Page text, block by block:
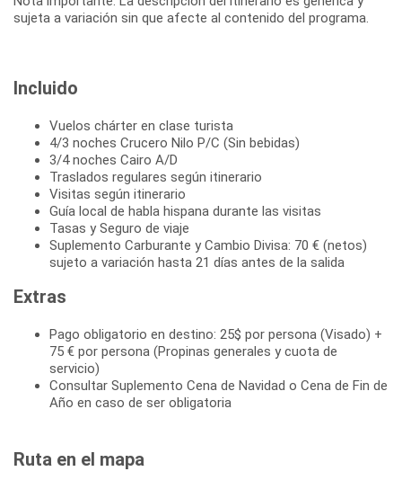
sujeta a variación sin que afecte al contenido del programa.
Incluido
Vuelos chárter en clase turista
4/3 noches Crucero Nilo P/C (Sin bebidas)
3/4 noches Cairo A/D
Traslados regulares según itinerario
Visitas según itinerario
Guía local de habla hispana durante las visitas
Tasas y Seguro de viaje
Suplemento Carburante y Cambio Divisa: 70 € (netos)
sujeto a variación hasta 21 días antes de la salida
Extras
Pago obligatorio en destino: 25$ por persona (Visado) +
75 € por persona (Propinas generales y cuota de
servicio)
Consultar Suplemento Cena de Navidad o Cena de Fin de
Año en caso de ser obligatoria
Ruta en el mapa